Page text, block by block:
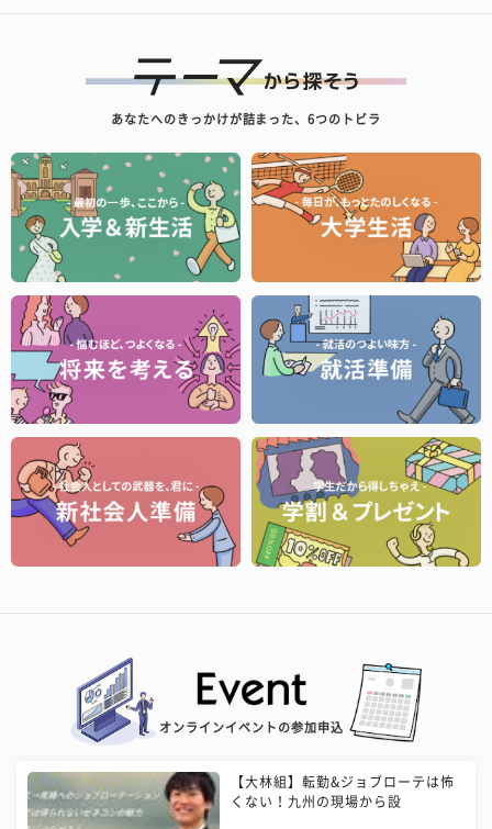
あなたへのきっかけが詰まった、6つのトビラ
オンラインイベントの参加申込
【大林組】転勤&ジョブローテは怖
くない！九州の現場から設